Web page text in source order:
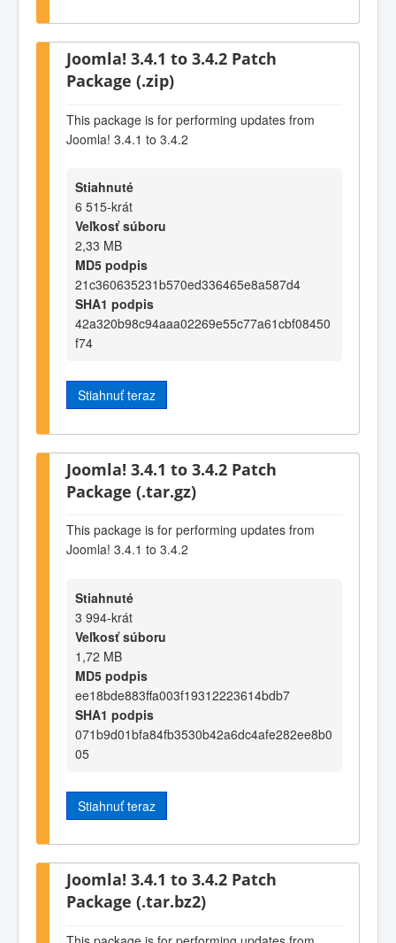
Joomla! 3.4.1 to 3.4.2 Patch
Package (.zip)
This package is for performing updates from
Joomla! 3.4.1 to 3.4.2
Stiahnuté
6 515-krát
Veľkosť súboru
2,33 MB
MD5 podpis
21c360635231b570ed336465e8a587d4
SHA1 podpis
42a320b98c94aaa02269e55c77a61cbf08450
f74
Stiahnuť teraz
Joomla! 3.4.1 to 3.4.2 Patch
Package (.tar.gz)
This package is for performing updates from
Joomla! 3.4.1 to 3.4.2
Stiahnuté
3 994-krát
Veľkosť súboru
1,72 MB
MD5 podpis
ee18bde883ffa003f19312223614bdb7
SHA1 podpis
071b9d01bfa84fb3530b42a6dc4afe282ee8b0
05
Stiahnuť teraz
Joomla! 3.4.1 to 3.4.2 Patch
Package (.tar.bz2)